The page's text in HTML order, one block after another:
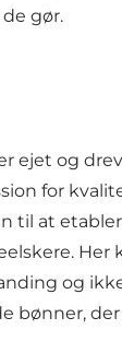
gør.
ejet og
for
til at
Her
og
bønner,